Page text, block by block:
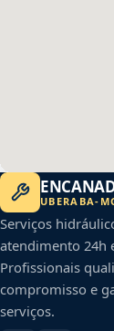
UBERABA-
Serviços
atendimento 24h
Profissionais
compromisso e
serviços.